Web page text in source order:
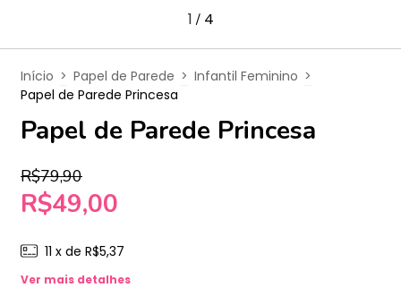
1/ 4
Início > Papel de Parede > Infantil Feminino >
Papel de Parede Princesa
Papel de Parede Princesa
R$79,90
R$49,00
11 x de R$5,37
Ver mais detalhes